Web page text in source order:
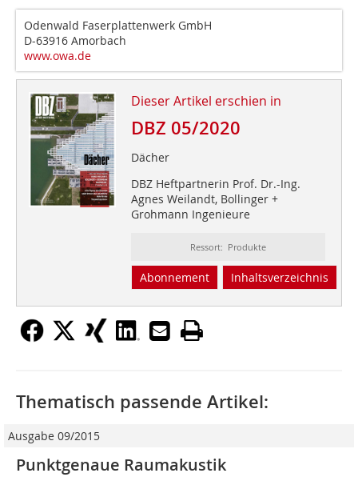
Odenwald Faserplattenwerk GmbH
D-63916 Amorbach
www.owa.de
Dieser Artikel erschien in
DBZ 05/2020
Dächer
DBZ Heftpartnerin Prof. Dr.-Ing.
Agnes Weilandt, Bollinger +
Grohmann Ingenieure
Ressort: Produkte
Abonnement Inhaltsverzeichnis
Thematisch passende Artikel:
Ausgabe 09/2015
Punktgenaue Raumakustik